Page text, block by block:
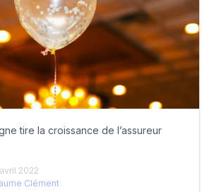
tire la croissance de l’assureur
2022
Clément